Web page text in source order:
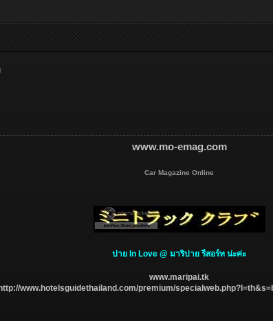
www.mo-emag.com
Car Magazine Online​
ปาย In Love @ มาริปาย รีสอร์ท น่ะค่ะ
www.maripai.tk
http://www.hotelsguidethailand.com/premium/